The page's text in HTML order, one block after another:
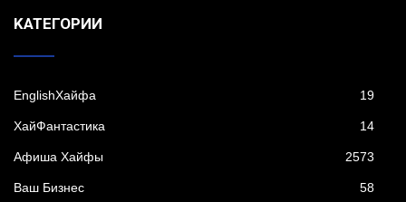
KАТЕГОРИИ
EnglishХайфа 19
XайФантастика 14
Афиша Хайфы 2573
Ваш Бизнес 58